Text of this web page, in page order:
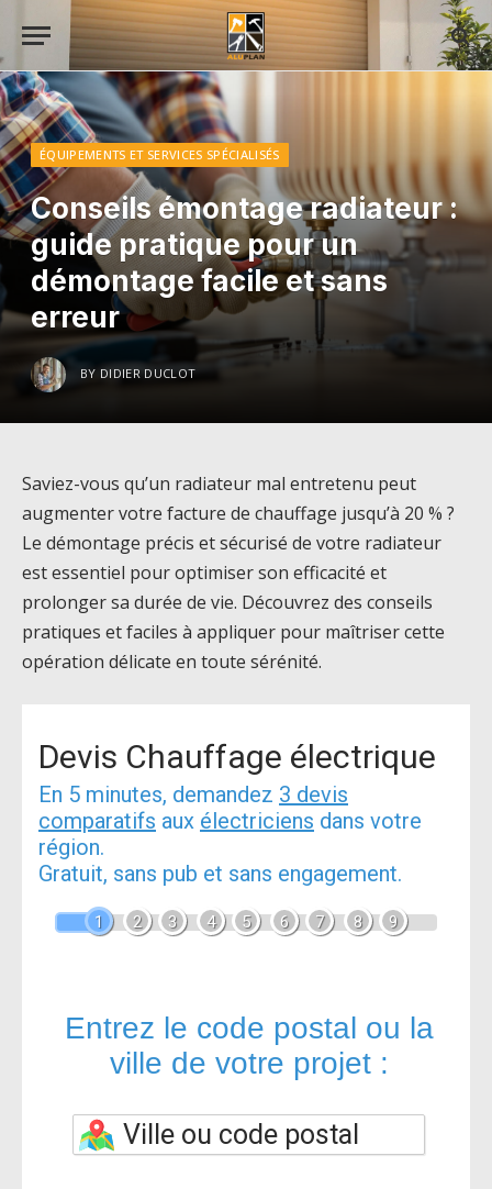
ÉQUIPEMENTS ET SERVICES SPÉCIALISÉS
Conseils émontage radiateur :
guide pratique pour un
démontage facile et sans
erreur
BY DIDIER DUCLOT
Saviez-vous qu’un radiateur mal entretenu peut
augmenter votre facture de chauffage jusqu’à 20 % ?
Le démontage précis et sécurisé de votre radiateur
est essentiel pour optimiser son efficacité et
prolonger sa durée de vie. Découvrez des conseils
pratiques et faciles à appliquer pour maîtriser cette
opération délicate en toute sérénité.
Devis Chauffage électrique
En 5 minutes, demandez 3 devis
comparatifs aux électriciens dans votre
région.
Gratuit, sans pub et sans engagement.
1 2 3 4 5 6 7 8 9
Entrez le code postal ou la
ville de votre projet :